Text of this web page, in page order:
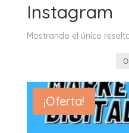
Instagram
Mostrando el único
¡Oferta!